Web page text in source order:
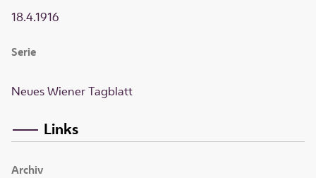
18.4.1916
Serie
Neues Wiener Tagblatt
Links
Archiv